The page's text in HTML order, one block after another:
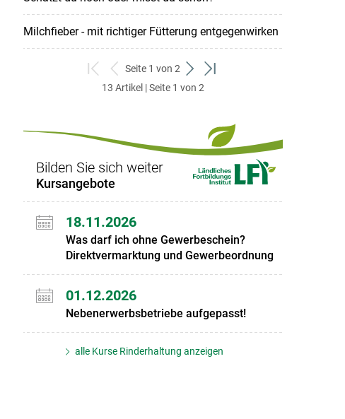
Milchfieber - mit richtiger Fütterung entgegenwirken
zum
ersten
zurück
zum
Seite 1 von 2
weiter
zum
zum
13 Artikel | Seite 1 von 2
Bilden Sie sich weiter
Kursangebote
18.11.2026
Was darf ich ohne Gewerbeschein?
Direktvermarktung und Gewerbeordnung
01.12.2026
Nebenerwerbsbetriebe aufgepasst!
alle Kurse Rinderhaltung anzeigen